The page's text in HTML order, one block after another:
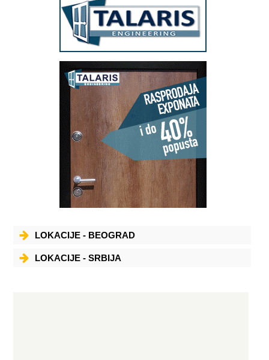
LOKACIJE - BEOGRAD
LOKACIJE - SRBIJA